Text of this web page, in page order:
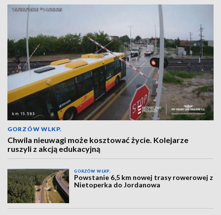
GORZÓW WLKP.
Chwila nieuwagi może kosztować życie. Kolejarze
ruszyli z akcją edukacyjną
GORZÓW WLKP.
Powstanie 6,5 km nowej trasy rowerowej z
Nietoperka do Jordanowa